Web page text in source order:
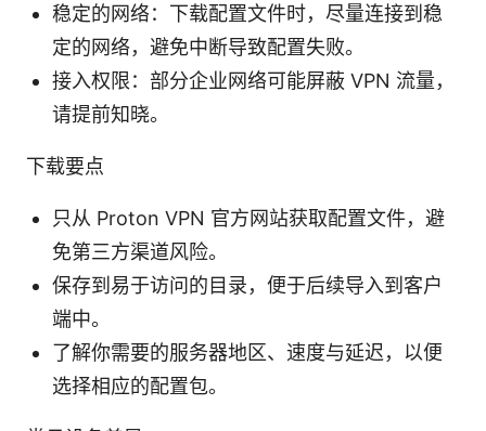
稳定的网络：下载配置文件时，尽量连接到稳
定的网络，避免中断导致配置失败。
接入权限：部分企业网络可能屏蔽 VPN 流量，
请提前知晓。
下载要点
只从 Proton VPN 官方网站获取配置文件，避
免第三方渠道风险。
保存到易于访问的目录，便于后续导入到客户
端中。
了解你需要的服务器地区、速度与延迟，以便
选择相应的配置包。